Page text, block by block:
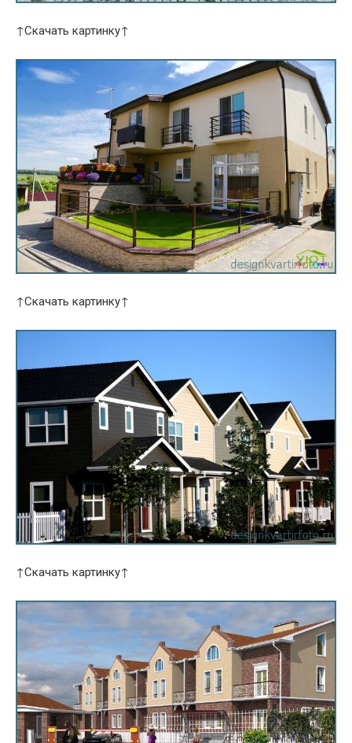
↑Скачать картинку↑
↑Скачать картинку↑
↑Скачать картинку↑